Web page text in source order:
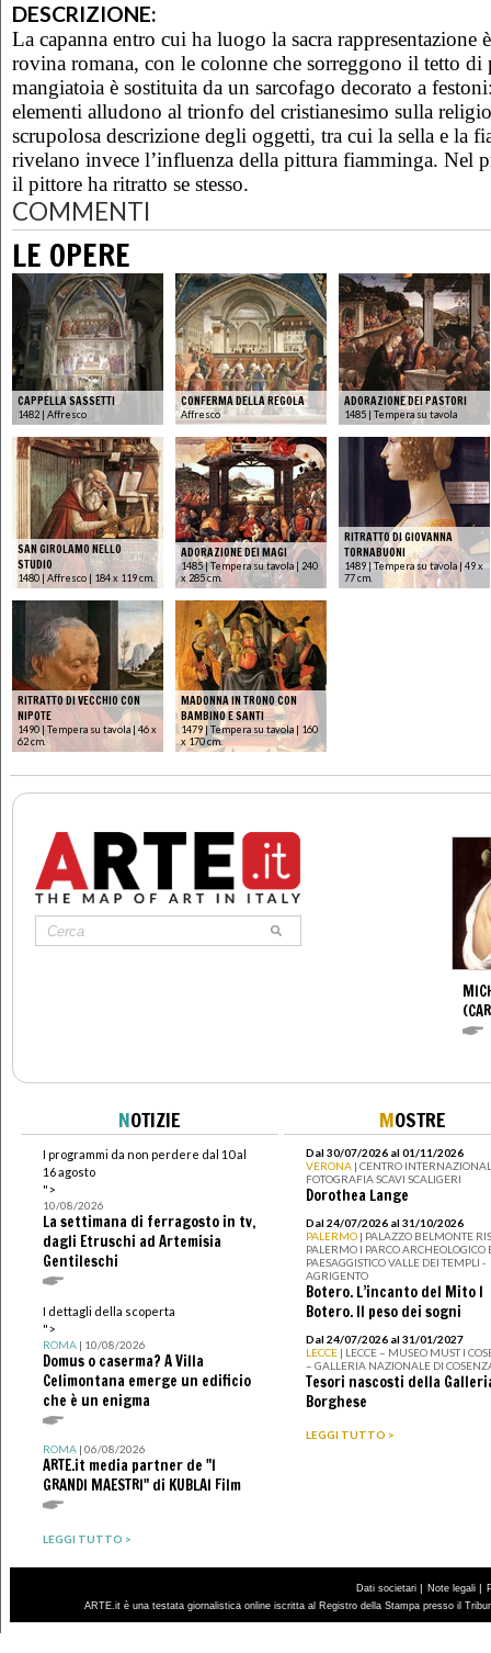
DESCRIZIONE:
La capanna entro cui ha luogo la sacra rappresentazione
rovina romana, con le colonne che sorreggono il tetto di
mangiatoia è sostituita da un sarcofago decorato a
elementi alludono al trionfo del cristianesimo sulla
scrupolosa descrizione degli oggetti, tra cui la sella e la
rivelano invece l’influenza della pittura fiamminga. Nel
il pittore ha ritratto se stesso.
COMMENTI
LE OPERE
CAPPELLA SASSETTI
1482 | Affresco
CONFERMA DELLA REGOLA
Affresco
ADORAZIONE DEI PASTORI
1485 | Tempera su tavola
SAN GIROLAMO NELLO
STUDIO
1480 | Affresco | 184 x 119 cm.
ADORAZIONE DEI MAGI
1485 | Tempera su tavola | 240
x 285 cm.
RITRATTO DI GIOVANNA
TORNABUONI
1489 | Tempera su tavola | 49 x
77 cm.
RITRATTO DI VECCHIO CON
NIPOTE
1490 | Tempera su tavola | 46 x
62 cm.
MADONNA IN TRONO CON
BAMBINO E SANTI
1479 | Tempera su tavola | 160
x 170 cm.
NOTIZIE
I programmi da non perdere dal 10 al
16 agosto
">
10/08/2026
La settimana di ferragosto in tv,
dagli Etruschi ad Artemisia
Gentileschi
I dettagli della scoperta
">
ROMA| 10/08/2026
Domus o caserma? A Villa
Celimontana emerge un edificio
che è un enigma
ROMA| 06/08/2026
ARTE.it media partner de "I
GRANDI MAESTRI" di KUBLAI Film
LEGGI TUTTO >
MOSTRE
Dal 30/07/2026 al 01/11/2026
VERONA | CENTRO
FOTOGRAFIA SCAVI SCALIGERI
Dorothea Lange
Dal 24/07/2026 al 31/10/2026
PALERMO | PALAZZO BELMONTE
PALERMO I PARCO ARCHEOLOGICO
PAESAGGISTICO VALLE DEI TEMPLI -
AGRIGENTO
Botero. L’incanto del Mito I
Botero. Il peso dei sogni
Dal 24/07/2026 al 31/01/2027
LECCE | LECCE – MUSEO MUST I
– GALLERIA NAZIONALE DI
Tesori nascosti della
Borghese
LEGGI TUTTO >
Dati societari | Note legali |
ARTE.it è una testata giornalistica online iscritta al Registro della Stampa presso il